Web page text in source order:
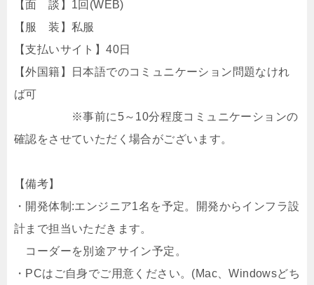
【面 談】1回(WEB)
【服 装】私服
【支払いサイト】40日
【外国籍】日本語でのコミュニケーション問題なけれ
ば可
※事前に5～10分程度コミュニケーションの
確認をさせていただく場合がございます。
【備考】
・開発体制:エンジニア1名を予定。開発からインフラ設
計まで担当いただきます。
コーダーを別途アサイン予定。
・PCはご自身でご用意ください。(Mac、Windowsどち